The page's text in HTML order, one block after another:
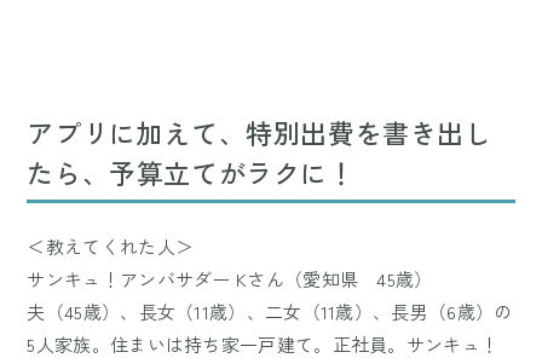
アプリに加えて、特別出費を書き出し
たら、予算立てがラクに！
＜教えてくれた人＞
サンキュ！アンバサダー Kさん（愛知県 45歳）
夫（45歳）、長女（11歳）、二女（11歳）、長男（6歳）の
5人家族。住まいは持ち家一戸建て。正社員。サンキュ！